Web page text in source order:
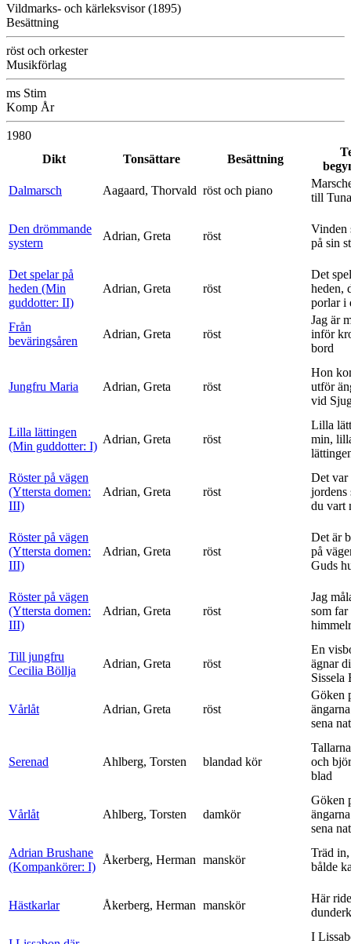
Vildmarks- och kärleksvisor (1895)
Besättning
röst och orkester
Musikförlag
ms Stim
Komp År
1980
Dikt
Tonsättare Besättning
Dalmarsch
Aagaard, Thorvald röst och piano
till Tuna
Den drömmande
systern
Adrian, Greta röst
Vinden
på sin
Det spelar på
heden (Min
guddotter: II)
Adrian, Greta röst
Det
heden,
porlar i
Från
beväringsåren
Adrian, Greta röst
Jag är
inför
bord
Jungfru Maria Adrian, Greta röst
Hon
utför
vid
Lilla lättingen
(Min guddotter: I)
Adrian, Greta röst
Lilla
min,
Röster på vägen
(Yttersta domen:
III)
Adrian, Greta röst
Det var
jordens
du vart
Röster på vägen
(Yttersta domen:
III)
Adrian, Greta röst
Det är
på
Guds
Röster på vägen
(Yttersta domen:
III)
Adrian, Greta röst
Jag
som
Till jungfru
Cecilia Böllja
Adrian, Greta röst
En
ägnar
Sissela
Vårlåt Adrian, Greta röst
Göken
sena
Serenad Ahlberg, Torsten blandad kör
och
blad
Vårlåt Ahlberg, Torsten damkör
Göken
sena
Adrian Brushane
(Kompankörer: I)
Åkerberg, Herman manskör
Träd
bålde
Hästkarlar Åkerberg, Herman manskör
Här
I